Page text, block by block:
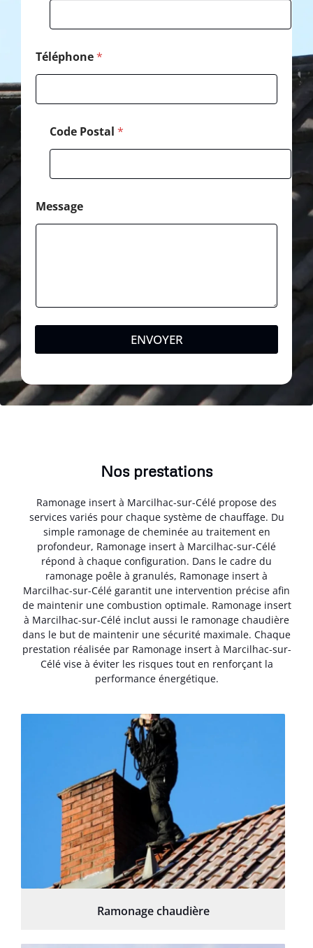
m
Téléphone*
Code Postal *
Message
ENVOYER
Nos prestations
Ramonage insert à Marcilhac-sur-Célé propose des
services variés pour chaque système de chauffage. Du
simple ramonage de cheminée au traitement en
profondeur, Ramonage insert à Marcilhac-sur-Célé
répond à chaque configuration. Dans le cadre du
ramonage poêle à granulés, Ramonage insert à
Marcilhac-sur-Célé garantit une intervention précise afin
de maintenir une combustion optimale. Ramonage insert
à Marcilhac-sur-Célé inclut aussi le ramonage chaudière
dans le but de maintenir une sécurité maximale. Chaque
prestation réalisée par Ramonage insert à Marcilhac-sur-
Célé vise à éviter les risques tout en renforçant la
performance énergétique.
Ramonage chaudière